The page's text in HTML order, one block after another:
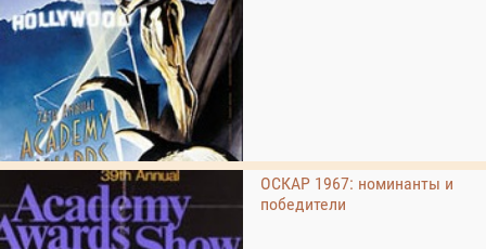
ОСКАР 1967: номинанты и
победители